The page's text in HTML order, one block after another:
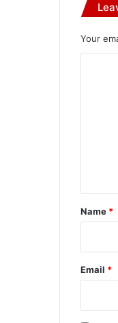
Your
*
Name *
Email *